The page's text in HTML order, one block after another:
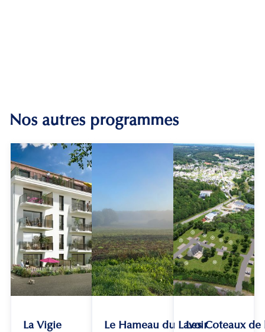
Nos autres programmes
La Vigie Le Hameau du LavoirLes Coteaux